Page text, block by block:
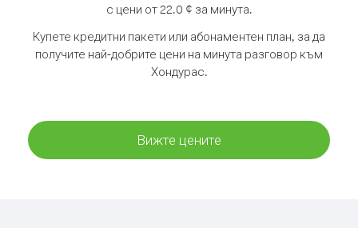
с цени от 22.0 ¢ за минута.
Купете кредитни пакети или абонаментен план, за да
получите най-добрите цени на минута разговор към
Хондурас.
Вижте цените